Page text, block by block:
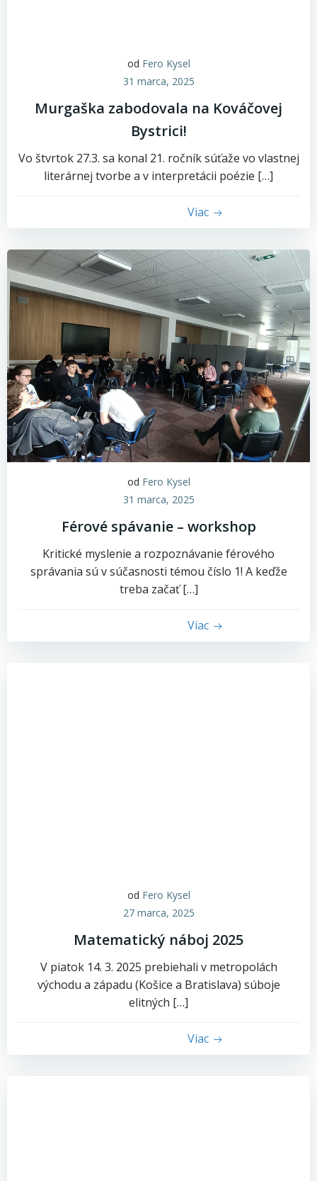
od Fero Kysel
31 marca, 2025
Murgaška zabodovala na Kováčovej
Bystrici!
Vo štvrtok 27.3. sa konal 21. ročník súťaže vo vlastnej
literárnej tvorbe a v interpretácii poézie […]
Viac
od Fero Kysel
31 marca, 2025
Férové spávanie – workshop
Kritické myslenie a rozpoznávanie férového
správania sú v súčasnosti témou číslo 1! A keďže
treba začať […]
Viac
od Fero Kysel
27 marca, 2025
Matematický náboj 2025
V piatok 14. 3. 2025 prebiehali v metropolách
východu a západu (Košice a Bratislava) súboje
elitných […]
Viac